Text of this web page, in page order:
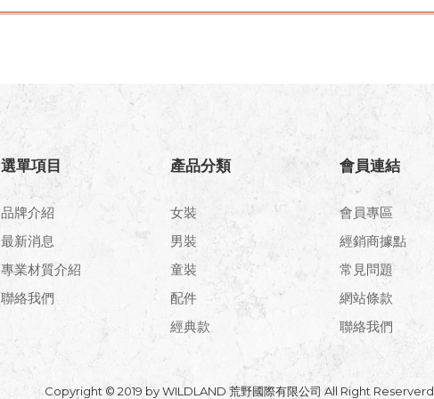
選單項目
品牌介紹
最新消息
專業材質介紹
聯絡我們
產品分類
女裝
男裝
童裝
配件
經典款
會員連結
會員專區
經銷商據點
常見問題
網站條款
聯絡我們
Copyright © 2019 by WILDLAND 荒野國際有限公司 All Right Reserverd.